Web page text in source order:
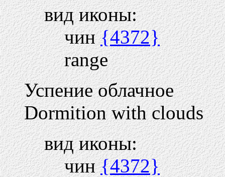
вид иконы:
чин{4372}
range
Успение облачное
Dormition with clouds
вид иконы:
чин{4372}